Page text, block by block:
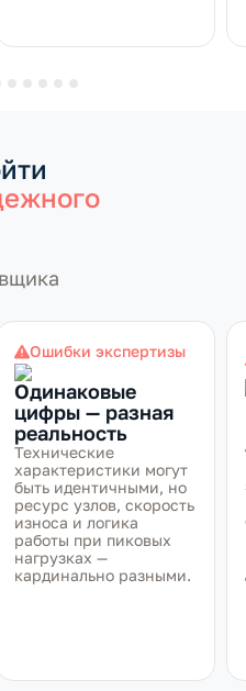
Ошибки экспертизы
Одинаковые
цифры — разная
реальность
Технические
характеристики могут
быть идентичными, но
ресурс узлов, скорость
износа и логика
работы при пиковых
нагрузках —
кардинально разными.